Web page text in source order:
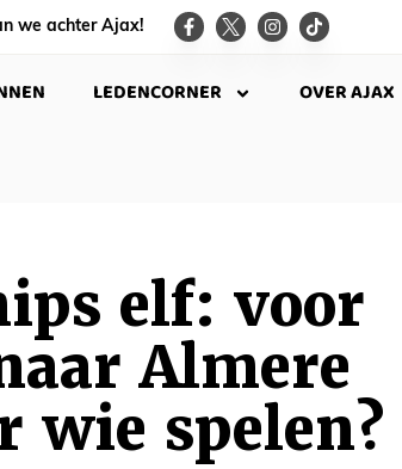
we achter Ajax!
LEDENCORNER OVER AJAX
elf: voor
Almere
wie spelen?